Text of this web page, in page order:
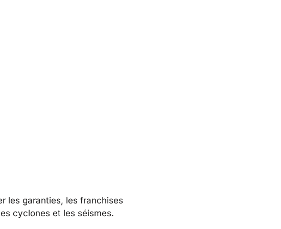
les garanties, les franchises
cyclones et les séismes.